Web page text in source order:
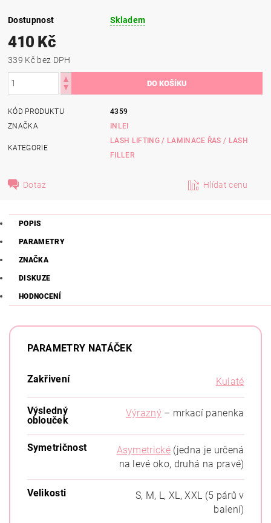
Dostupnost Skladem
410 Kč
339 Kč bez DPH
KÓD PRODUKTU
4359
ZNAČKA
INLEI
KATEGORIE
LASH LIFTING / LAMINACE ŘAS / LASH
FILLER
Dotaz Hlídat cenu
POPIS
PARAMETRY
ZNAČKA
DISKUZE
HODNOCENÍ
PARAMETRY NATÁČEK
Zakřivení Kulaté
Výsledný
oblouček
Výrazný – mrkací panenka
Symetričnost Asymetrické (jedna je určená
na levé oko, druhá na pravé)
Velikosti
S, M, L, XL, XXL (5 párů v
balení)